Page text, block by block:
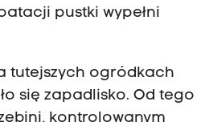
pustki wypełni
tutejszych ogródkach
się zapadlisko. Od tego
kontrolowanym